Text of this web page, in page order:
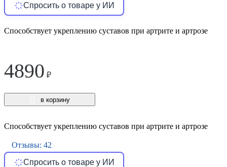
Спросить о товаре у ИИ
Способствует укреплению суставов при артрите и артрозе
4890 ₽
в корзину
Способствует укреплению суставов при артрите и артрозе
Отзывы: 42
Спросить о товаре у ИИ